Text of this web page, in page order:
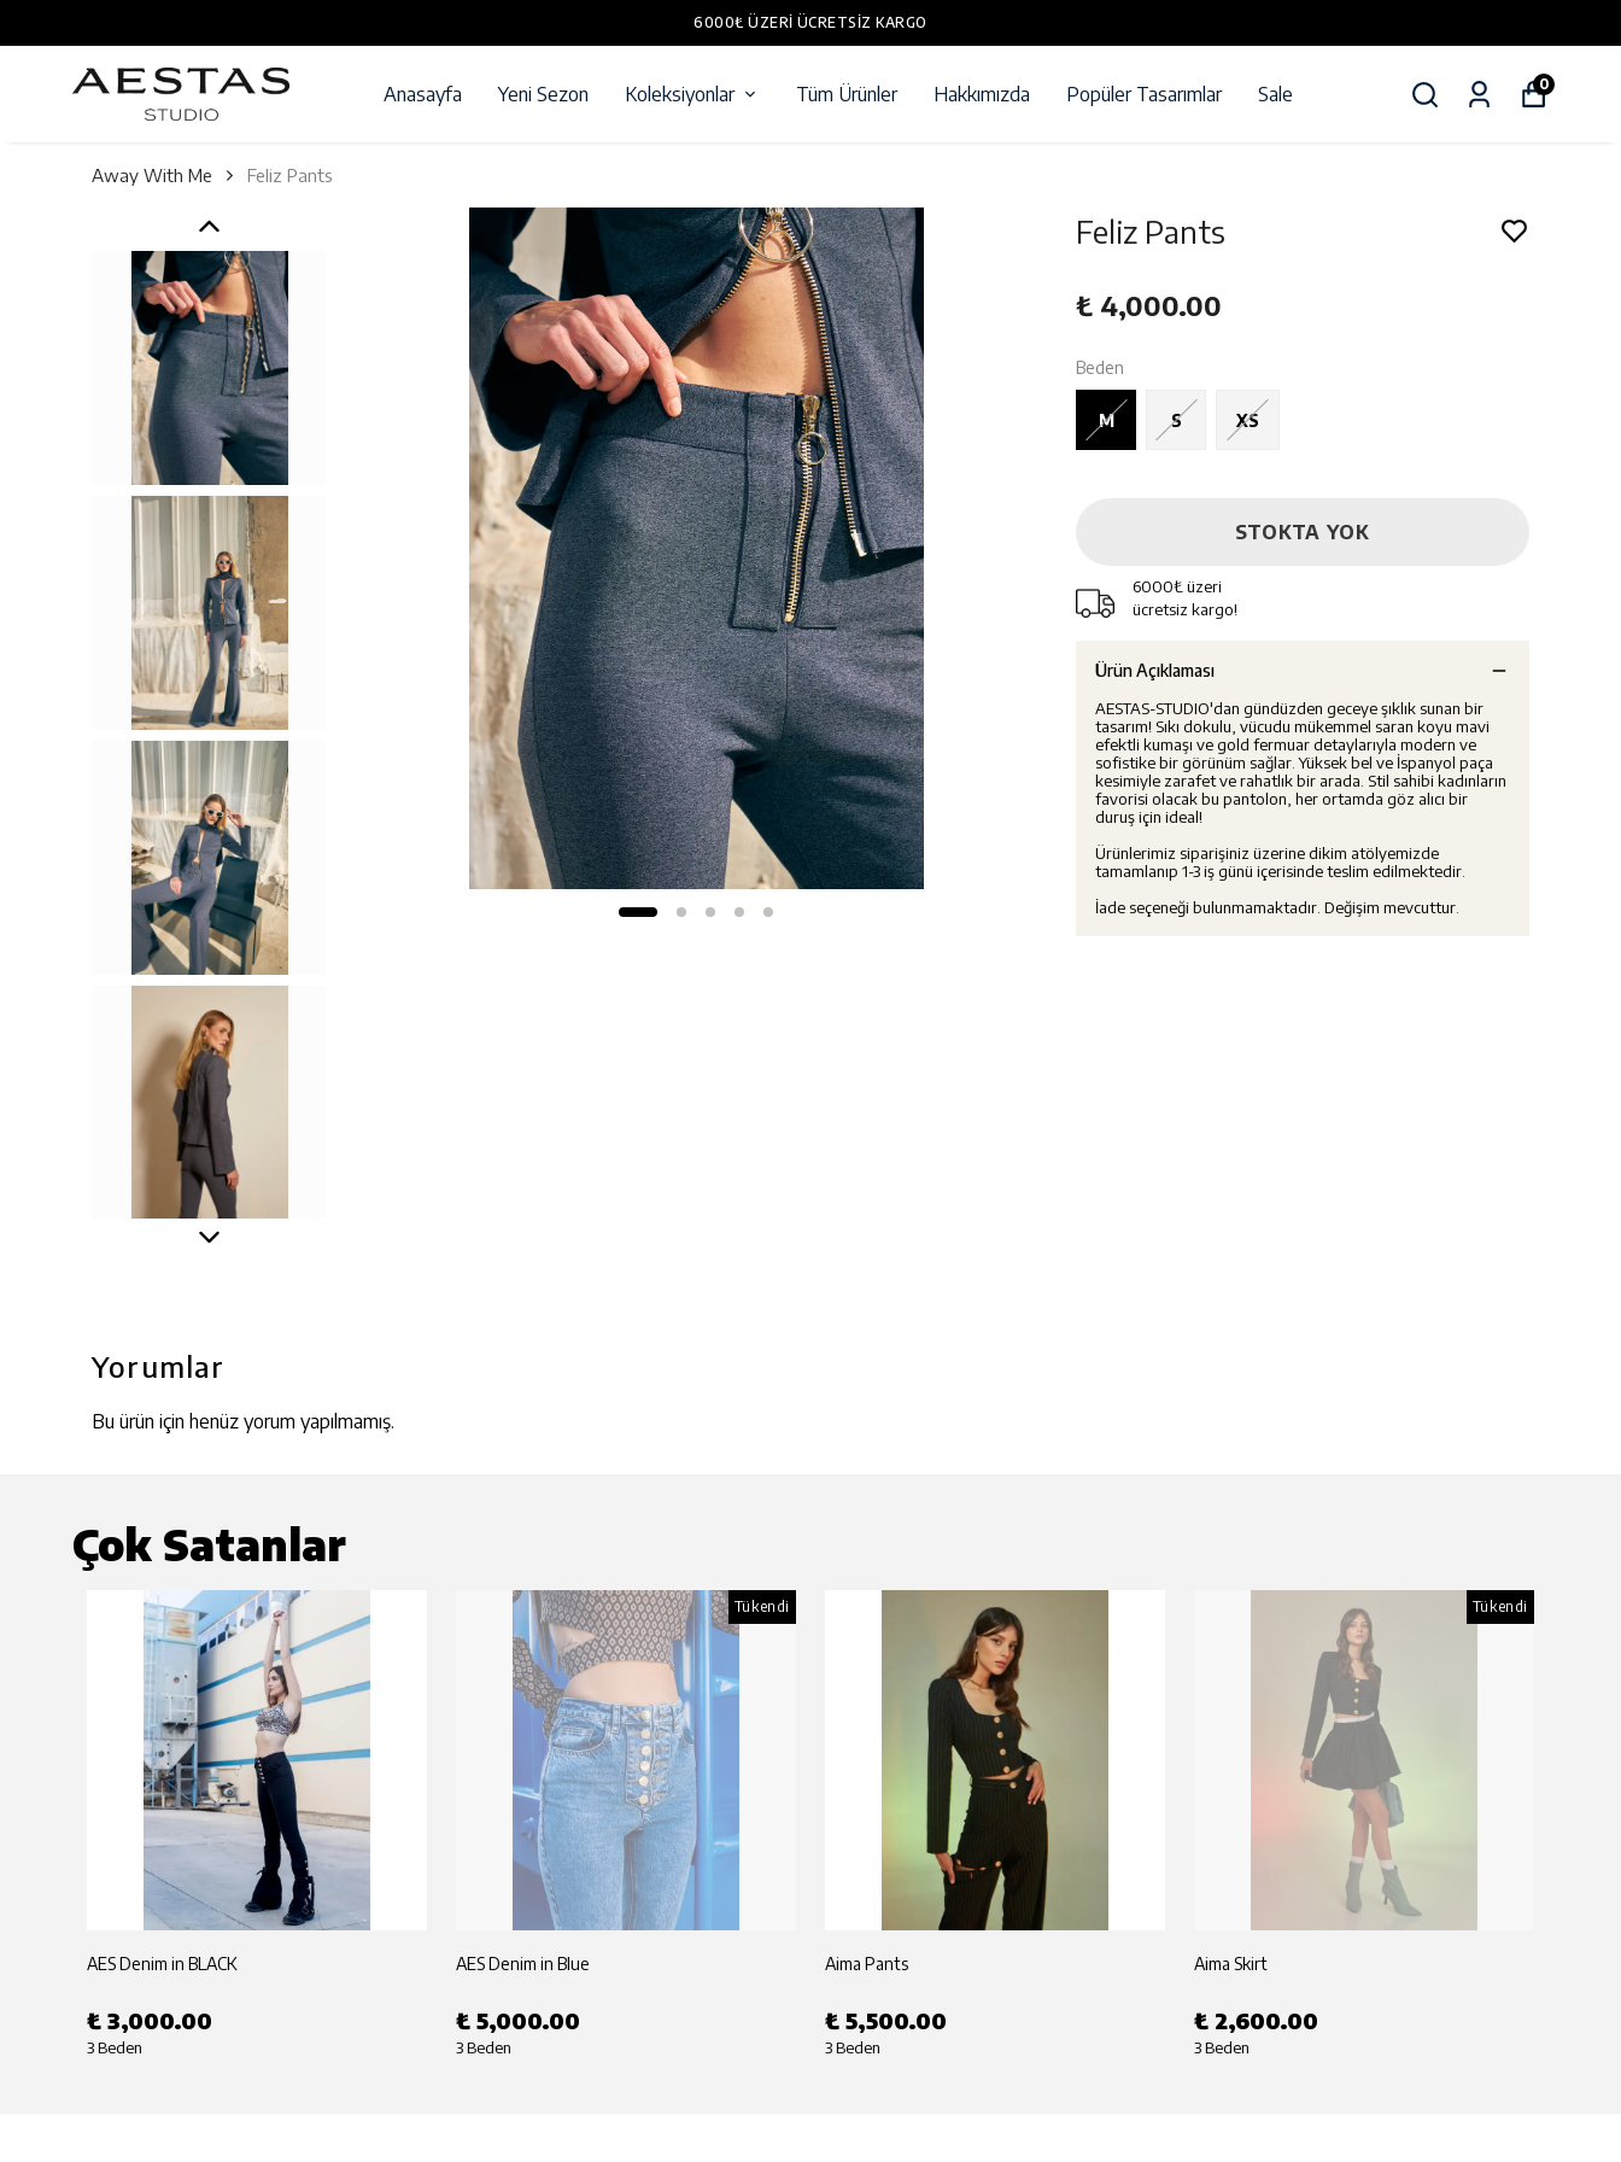
6000₺ ÜZERI ÜCRETSIZ KARGO
Anasayfa Yeni Sezon Koleksiyonlar Tüm Ürünler Hakkımızda Popüler Tasarımlar Sale 0
Away With Me Feliz Pants
Feliz Pants
₺ 4,000.00
Beden
M S XS
STOKTA YOK
6000₺ üzeri
ücretsiz kargo!
Ürün Açıklaması
AESTAS-STUDIO'dan gündüzden geceye şıklık sunan bir
tasarım! Sıkı dokulu, vücudu mükemmel saran koyu mavi
efektli kumaşı ve gold fermuar detaylarıyla modern ve
sofistike bir görünüm sağlar. Yüksek bel ve İspanyol paça
kesimiyle zarafet ve rahatlık bir arada. Stil sahibi kadınların
favorisi olacak bu pantolon, her ortamda göz alıcı bir
duruş için ideal!
Ürünlerimiz siparişiniz üzerine dikim atölyemizde
tamamlanıp 1-3 iş günü içerisinde teslim edilmektedir.
İade seçeneği bulunmamaktadır. Değişim mevcuttur.
Yorumlar
Bu ürün için henüz yorum yapılmamış.
Çok Satanlar
AES Denim in BLACK
₺ 3,000.00
3 Beden
Tükendi
AES Denim in Blue
₺ 5,000.00
3 Beden
Aima Pants
₺ 5,500.00
3 Beden
Tükendi
Aima Skirt
₺ 2,600.00
3 Beden